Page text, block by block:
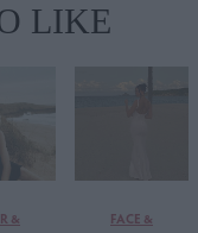
LIKE
&
FACE &